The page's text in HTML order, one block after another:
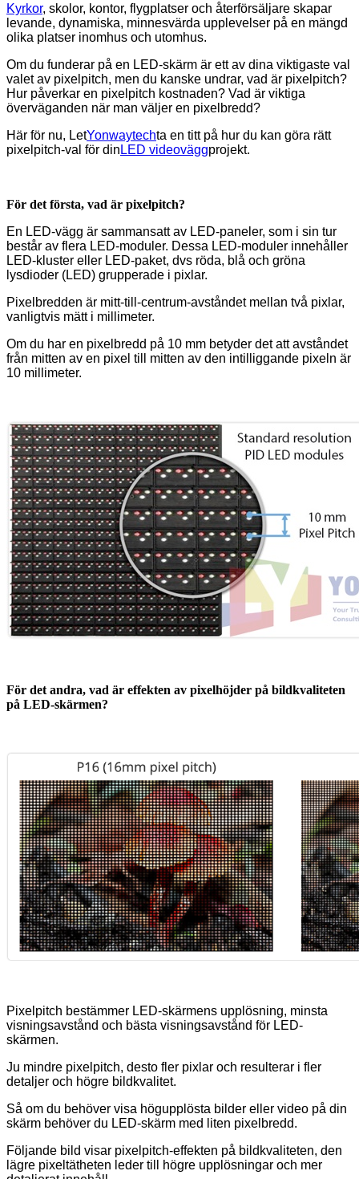
Kyrkor, skolor, kontor, flygplatser och återförsäljare skapar
levande, dynamiska, minnesvärda upplevelser på en mängd
olika platser inomhus och utomhus.
Om du funderar på en LED-skärm är ett av dina viktigaste val
valet av pixelpitch, men du kanske undrar, vad är pixelpitch?
Hur påverkar en pixelpitch kostnaden? Vad är viktiga
överväganden när man väljer en pixelbredd?
Här för nu, LetYonwaytechta en titt på hur du kan göra rätt
pixelpitch-val för din LED videoväggprojekt.
För det första, vad är pixelpitch?
En LED-vägg är sammansatt av LED-paneler, som i sin tur
består av flera LED-moduler. Dessa LED-moduler innehåller
LED-kluster eller LED-paket, dvs röda, blå och gröna
lysdioder (LED) grupperade i pixlar.
Pixelbredden är mitt-till-centrum-avståndet mellan två pixlar,
vanligtvis mätt i millimeter.
Om du har en pixelbredd på 10 mm betyder det att avståndet
från mitten av en pixel till mitten av den intilliggande pixeln är
10 millimeter.
För det andra, vad är effekten av pixelhöjder på bildkvaliteten
på LED-skärmen?
Pixelpitch bestämmer LED-skärmens upplösning, minsta
visningsavstånd och bästa visningsavstånd för LED-
skärmen.
Ju mindre pixelpitch, desto fler pixlar och resulterar i fler
detaljer och högre bildkvalitet.
Så om du behöver visa högupplösta bilder eller video på din
skärm behöver du LED-skärm med liten pixelbredd.
Följande bild visar pixelpitch-effekten på bildkvaliteten, den
lägre pixeltätheten leder till högre upplösningar och mer